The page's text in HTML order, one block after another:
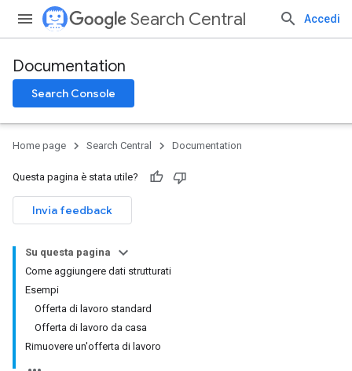
Search Central Accedi
Documentation
Search Console
Home page Search Central Documentation
Questa pagina è stata utile?
Invia feedback
Su questa pagina
Come aggiungere dati strutturati
Esempi
Offerta di lavoro standard
Offerta di lavoro da casa
Rimuovere un'offerta di lavoro